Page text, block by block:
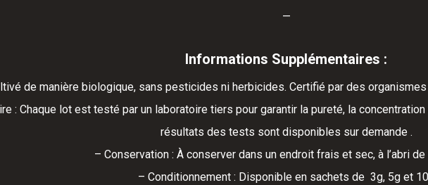
—
Informations Supplémentaires :
de manière biologique, sans pesticides ni herbicides. Certifié par des
: Chaque lot est testé par un laboratoire tiers pour garantir la pureté, la
résultats des tests sont disponibles sur demande .
– Conservation : À conserver dans un endroit frais et sec, à l’abri de
– Conditionnement : Disponible en sachets de 3g, 5g et